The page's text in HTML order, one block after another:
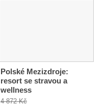
Polské Mezizdroje:
resort se stravou a
wellness
4 872 Kč